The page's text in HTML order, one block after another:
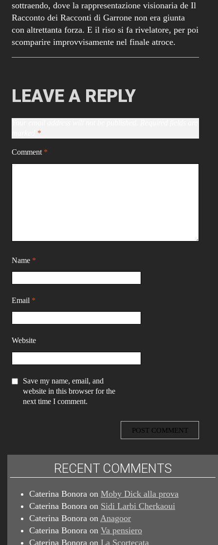
sottraendo, dove la rappresentazione visionaria de Il
Racconto dei Racconti di Garrone non era giunta
con altrettanta forza. E il riso si fa rivelatore, per poi
scomparire improvvisamente nel finale atroce.
LEAVE A REPLY
*
Comment *
Name *
Email *
Website
Save my name, email, and
website in this browser for the
next time I comment.
RECENT COMMENTS
Caterina Bonora on Moby Dick alla prova
Caterina Bonora on Sidi Larbi Cherkaoui
Caterina Bonora on Anagoor
Caterina Bonora on Va pensiero
Caterina Bonora on La Scortecata